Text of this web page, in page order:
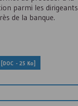
parmi les dirigeants
de la banque.
[DOC - 25 Ko]